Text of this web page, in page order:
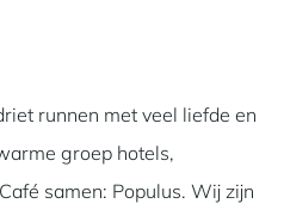
runnen met veel liefde en
groep hotels,
samen: Populus. Wij zijn